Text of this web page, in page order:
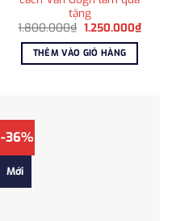
tặng
1.800.000₫ Giá
là:
1.800.000₫.
1.250.000₫Giá
THÊM VÀO GIỎ HÀNG
-36%
Mới